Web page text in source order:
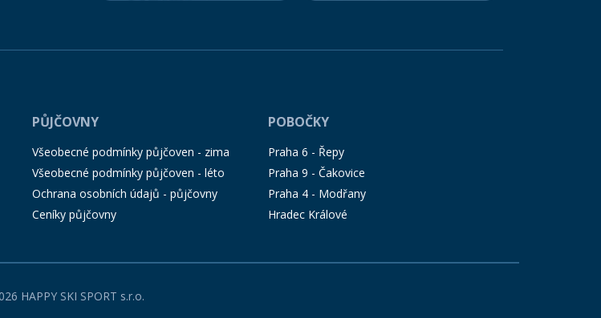
PŮJČOVNY
Všeobecné podmínky půjčoven - zima
Všeobecné podmínky půjčoven - léto
Ochrana osobních údajů - půjčovny
Ceníky půjčovny
POBOČKY
Praha 6 - Řepy
Praha 9 - Čakovice
Praha 4 - Modřany
Hradec Králové
HAPPY SKI SPORT s.r.o.